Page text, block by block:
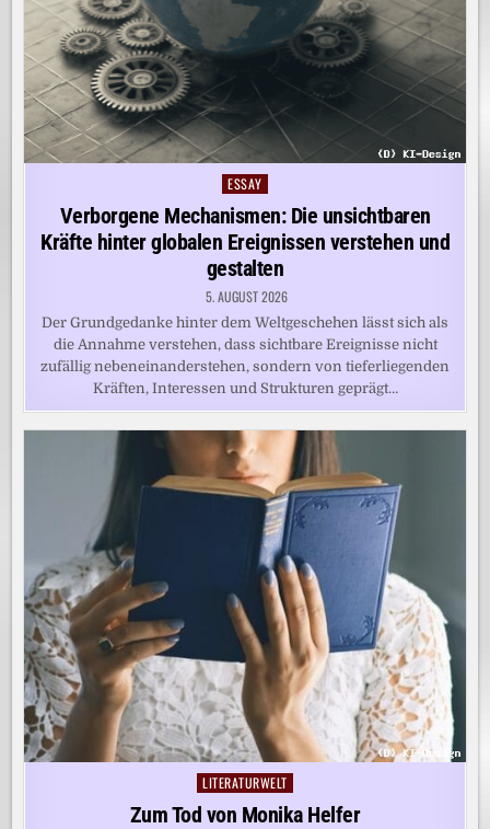
Posted
in
ESSAY
Verborgene Mechanismen: Die unsichtbaren
Kräfte hinter globalen Ereignissen verstehen und
gestalten
5. AUGUST 2026
Der Grundgedanke hinter dem Weltgeschehen lässt sich als
die Annahme verstehen, dass sichtbare Ereignisse nicht
zufällig nebeneinanderstehen, sondern von tieferliegenden
Kräften, Interessen und Strukturen geprägt…
Posted
in
LITERATURWELT
Zum Tod von Monika Helfer